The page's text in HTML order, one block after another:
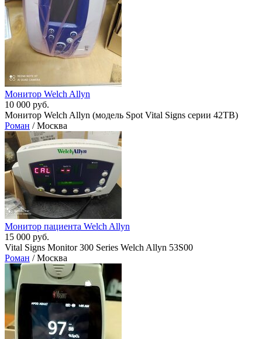
Монитор Welch Allyn
10 000 руб.
Монитор Welch Allyn (модель Spot Vital Signs серии 42TB)
Роман / Москва
Mонитор пациента Welch Allyn
15 000 руб.
Vital Signs Monitor 300 Series Welch Allyn 53S00
Роман / Москва